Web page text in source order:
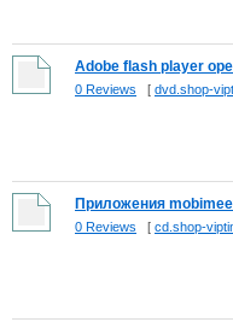
Adobe flash player
0 Reviews [ dvd.shop-
Приложения
0 Reviews [ cd.shop-